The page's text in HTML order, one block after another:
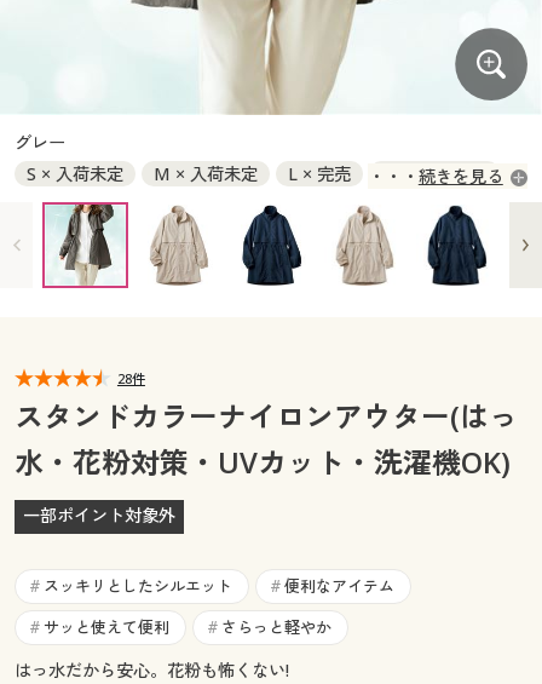
大きいサイズ レディース下着
大きいサイズ 事務・制服
商品カテゴリ一覧
カタログ・チラシからのご注文
デジタルカタログ
カタログ無料プレゼント
マイページ
閲覧履歴
お気に入り
サポート
ご利用ガイド
大きいサイズ メンズ
カタログ・チラシからのご注文
カタログ無料プレゼント
会員メニュー
閲覧履歴
お気に入り
サポート
よくある質問とお問い合わせ
グレー
S × 入荷未定
M × 入荷未定 L × 完売
LL × 入荷未定
3L × 入荷未定
続きを見る
28件
スタンドカラーナイロンアウター(はっ
水・花粉対策・UVカット・洗濯機OK)
一部ポイント対象外
# スッキリとしたシルエット # 便利なアイテム
# サッと使えて便利 # さらっと軽やか
はっ水だから安心。花粉も怖くない!